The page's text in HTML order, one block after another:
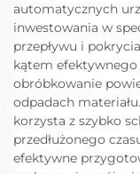
automatycznych
inwestowania w
przepływu i
kątem efektywnego
obróbkowanie
odpadach
korzysta z szybko
przedłużonego
efektywne